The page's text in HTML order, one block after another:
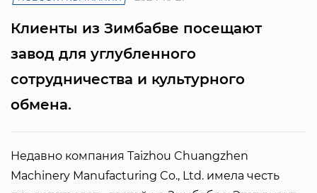
Клиенты из Зимбабве посещают
завод для углубленного
сотрудничества и культурного
обмена.
Недавно компания Taizhou Chuangzhen
Machinery Manufacturing Co., Ltd. имела честь